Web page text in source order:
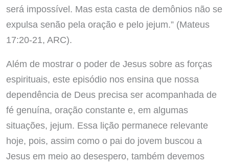
será impossível. Mas esta casta de demônios não se
expulsa senão pela oração e pelo jejum.” (Mateus
17:20-21, ARC).
Além de mostrar o poder de Jesus sobre as forças
espirituais, este episódio nos ensina que nossa
dependência de Deus precisa ser acompanhada de
fé genuína, oração constante e, em algumas
situações, jejum. Essa lição permanece relevante
hoje, pois, assim como o pai do jovem buscou a
Jesus em meio ao desespero, também devemos